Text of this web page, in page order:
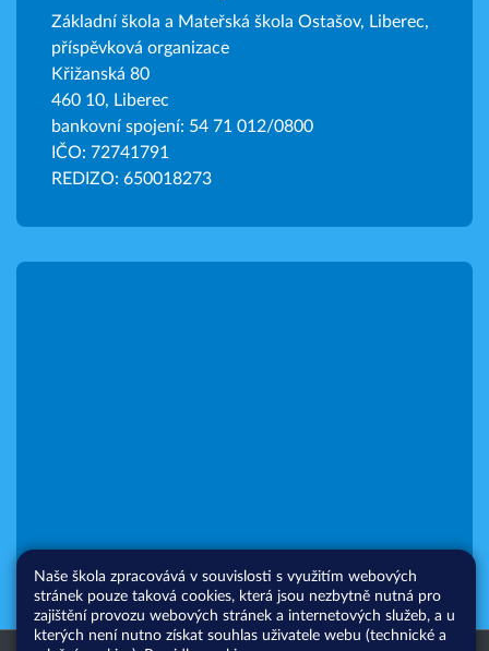
Základní škola a Mateřská škola Ostašov, Liberec,
příspěvková organizace
Křižanská 80
460 10, Liberec
bankovní spojení: 54 71 012/0800
IČO: 72741791
REDIZO: 650018273
Naše škola zpracovává v souvislosti s využitím webových
stránek pouze taková cookies, která jsou nezbytně nutná pro
zajištění provozu webových stránek a internetových služeb, a u
kterých není nutno získat souhlas uživatele webu (technické a